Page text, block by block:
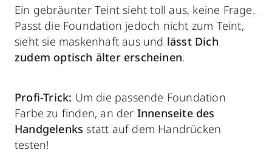
Ein gebräunter Teint sieht toll aus, keine Frage.
Passt die Foundation jedoch nicht zum Teint,
sieht sie maskenhaft aus und lässt Dich
zudem optisch älter erscheinen.
Profi-Trick: Um die passende Foundation
Farbe zu finden, an der Innenseite des
Handgelenks statt auf dem Handrücken
testen!